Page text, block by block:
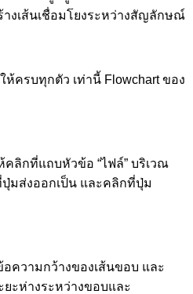
งเส้นเชื่อมโยงระหว่างสัญลักษณ์
ครบทุกตัว เท่านี้ Flowchart ของ
คลิกที่แถบหัวข้อ “ไฟล์” บริเวณ
มส่งออกเป็น และคลิกที่ปุ่ม
ความกว้างของเส้นขอบ และ
ยะห่างระหว่างขอบและ